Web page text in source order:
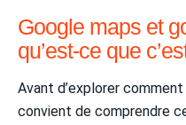
Google maps et
qu’est-ce que
Avant d’explorer
convient de comprendre